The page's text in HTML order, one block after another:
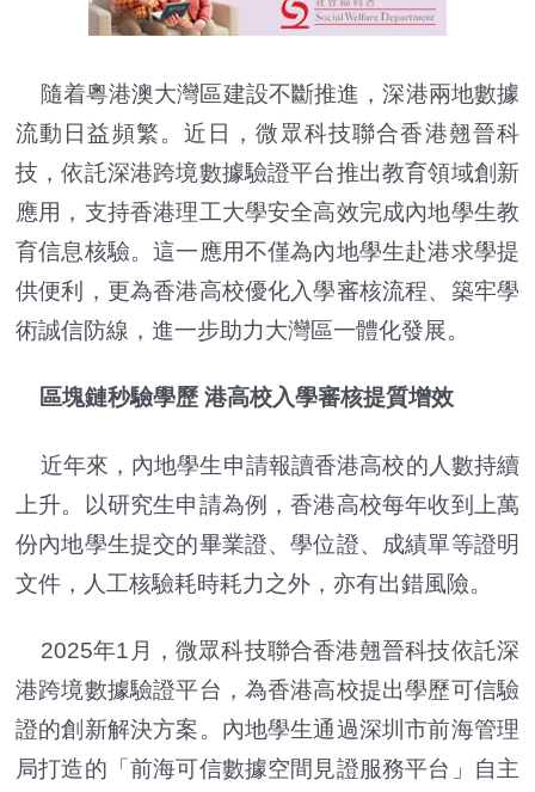
隨着粵港澳大灣區建設不斷推進，深港兩地數據
流動日益頻繁。近日，微眾科技聯合香港翹晉科
技，依託深港跨境數據驗證平台推出教育領域創新
應用，支持香港理工大學安全高效完成內地學生教
育信息核驗。這一應用不僅為內地學生赴港求學提
供便利，更為香港高校優化入學審核流程、築牢學
術誠信防線，進一步助力大灣區一體化發展。
區塊鏈秒驗學歷 港高校入學審核提質增效
近年來，內地學生申請報讀香港高校的人數持續
上升。以研究生申請為例，香港高校每年收到上萬
份內地學生提交的畢業證、學位證、成績單等證明
文件，人工核驗耗時耗力之外，亦有出錯風險。
2025年1月，微眾科技聯合香港翹晉科技依託深
港跨境數據驗證平台，為香港高校提出學歷可信驗
證的創新解決方案。內地學生通過深圳市前海管理
局打造的「前海可信數據空間見證服務平台」自主